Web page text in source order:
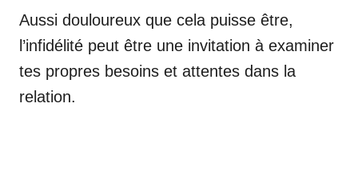
Aussi douloureux que cela puisse être,
l’infidélité peut être une invitation à examiner
tes propres besoins et attentes dans la
relation.